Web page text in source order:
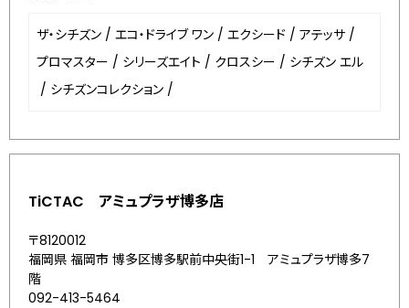
ザ・シチズン / エコ・ドライブ ワン / エクシード / アテッサ /
プロマスター / シリーズエイト / クロスシー / シチズン エル
/ シチズンコレクション /
TiCTAC アミュプラザ博多店
〒8120012
福岡県 福岡市 博多区博多駅前中央街1-1 アミュプラザ博多7
階
092-413-5464